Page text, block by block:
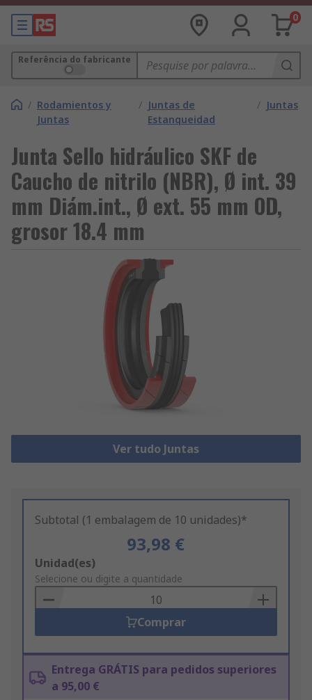
0
Referência do fabricante
/ Rodamientos y
Juntas
/ Juntas de
Estanqueidad
/ Juntas
Junta Sello hidráulico SKF de
Caucho de nitrilo (NBR), Ø int. 39
mm Diám.int., Ø ext. 55 mm OD,
grosor 18.4 mm
Ver tudo Juntas
Subtotal (1 embalagem de 10 unidades)*
93,98 €
Add
to
Basket
Unidad(es)
Selecione ou digite a quantidade
Comprar
Entrega GRÁTIS para pedidos superiores
a 95,00 €